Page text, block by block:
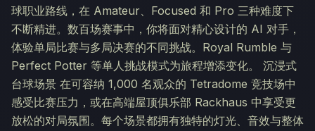
球职业路线，在 Amateur、Focused 和 Pro 三种难度下
不断精进。数百场赛事中，你将面对精心设计的 AI 对手，
体验单局比赛与多局决赛的不同挑战。Royal Rumble 与
Perfect Potter 等单人挑战模式为旅程增添变化。 沉浸式
台球场景 在可容纳 1,000 名观众的 Tetradome 竞技场中
感受比赛压力，或在高端屋顶俱乐部 Rackhaus 中享受更
放松的对局氛围。每个场景都拥有独特的灯光、音效与整体